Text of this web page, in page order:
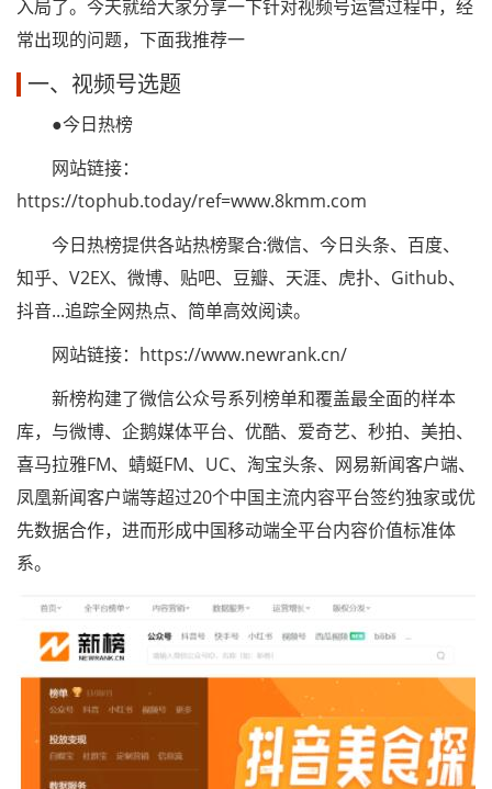
入局了。今天就给大家分享一下针对视频号运营过程中，经
常出现的问题，下面我推荐一
一、视频号选题
●今日热榜
网站链接：
https://tophub.today/ref=www.8kmm.com
今日热榜提供各站热榜聚合:微信、今日头条、百度、
知乎、V2EX、微博、贴吧、豆瓣、天涯、虎扑、Github、
抖音...追踪全网热点、简单高效阅读。
网站链接：https://www.newrank.cn/
新榜构建了微信公众号系列榜单和覆盖最全面的样本
库，与微博、企鹅媒体平台、优酷、爱奇艺、秒拍、美拍、
喜马拉雅FM、蜻蜓FM、UC、淘宝头条、网易新闻客户端、
凤凰新闻客户端等超过20个中国主流内容平台签约独家或优
先数据合作，进而形成中国移动端全平台内容价值标准体
系。